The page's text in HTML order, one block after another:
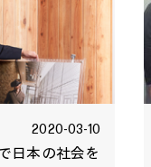
2020-03-10
日本の社会を